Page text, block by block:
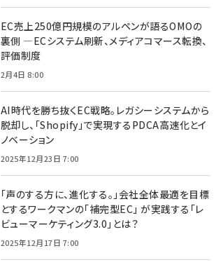
EC売上250億円規模のアルペンが語るOMOの
裏側 ―ECシステム刷新、メディアコマース転換、
評価制度
2月4日 8:00
AI時代を勝ち抜くEC戦略。レガシーシステムから
脱却し、「Shopify」で実現するPDCA高速化とイ
ノベーション
2025年12月23日 7:00
「声のする方に、進化する。」会社全体最適を目標
とするワークマンの「補完型EC」 が実践する「レ
ビューマーケティング3.0」とは？
2025年12月17日 7:00